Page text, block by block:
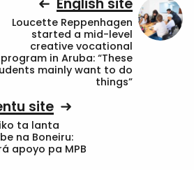
English site
Loucette Reppenhagen
started a mid-level
creative vocational
program in Aruba: “These
mainly want to do
things”
site
ta lanta
na Boneiru:
apoyo pa MPB